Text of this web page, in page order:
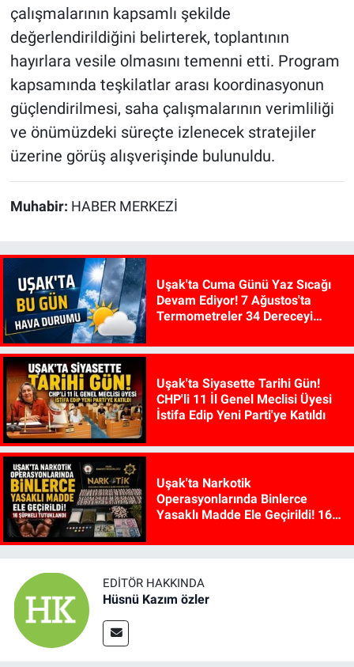
çalışmalarının kapsamlı şekilde
değerlendirildiğini belirterek, toplantının
hayırlara vesile olmasını temenni etti. Program
kapsamında teşkilatlar arası koordinasyonun
güçlendirilmesi, saha çalışmalarının verimliliği
ve önümüzdeki süreçte izlenecek stratejiler
üzerine görüş alışverişinde bulunuldu.
Muhabir: HABER MERKEZİ
Uşak'ta Cuma Günü Yaz Sıcağı
Devam Ediyor! 7 Ağustos'ta
Termometreler 34 Dereceyi
Uşak'ta Siyasette Tarihi Gün!
CHP'li 11 İl Genel Meclisi Üyesi
İstifa Edip Yeni Parti'ye Katıldı
Uşak'ta Narkotik
Operasyonlarında Binlerce
Yasaklı Madde Ele Geçirildi! 16
EDITÖR HAKKINDA
Hüsnü Kazım özler